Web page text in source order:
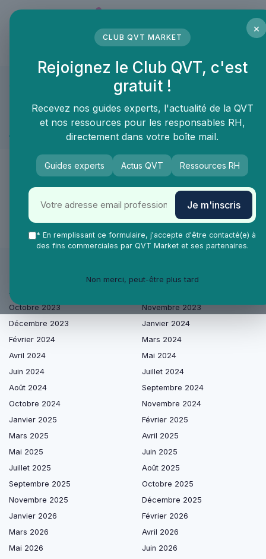
Securité et sureté
Securité et sureté ≫ Nettoyage de locaux
Commerces et magasins
🙌
De nouveaux produits & services arrivent
très vite dans la catégorie Commerces et
magasins !
Août 2023
Octobre 2023
Novembre 2023
Décembre 2023
Janvier 2024
Février 2024
Mars 2024
Avril 2024
Mai 2024
Juin 2024
Juillet 2024
Août 2024
Septembre 2024
Octobre 2024
Novembre 2024
Janvier 2025
Février 2025
Mars 2025
Avril 2025
Mai 2025
Juin 2025
Juillet 2025
Août 2025
Septembre 2025
Octobre 2025
Novembre 2025
Décembre 2025
Janvier 2026
Février 2026
Mars 2026
Avril 2026
Mai 2026
Juin 2026
×
CLUB QVT MARKET
Rejoignez le Club QVT, c'est
gratuit !
Recevez nos guides experts, l'actualité de la QVT
et nos ressources pour les responsables RH,
directement dans votre boîte mail.
Guides experts Actus QVT Ressources RH
Je m'inscris
* En remplissant ce formulaire, j'accepte d'être contacté(e) à
des fins commerciales par QVT Market et ses partenaires.
Non merci, peut-être plus tard
Panneau de gestion des cookies